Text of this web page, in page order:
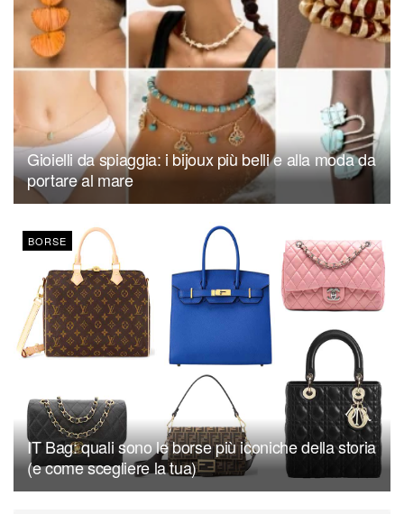
Gioielli da spiaggia: i bijoux più belli e alla moda da
portare al mare
BORSE
IT Bag: quali sono le borse più iconiche della storia
(e come scegliere la tua)